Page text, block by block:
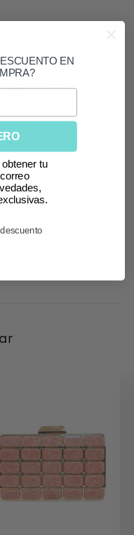
el tejido inicial y
el tejido de tu
de la foto y el
EN
tu